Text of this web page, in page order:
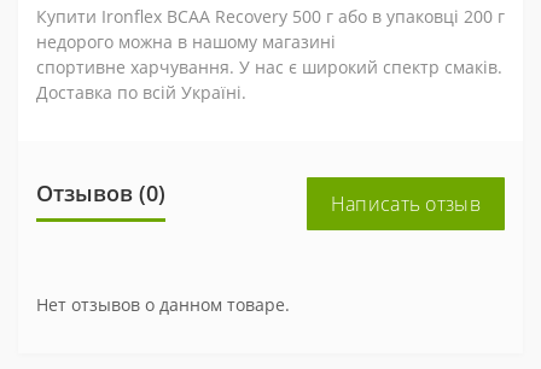
Купити Ironflex BCAA Recovery 500 г або в упаковці 200 г
недорого можна в нашому магазині
спортивне харчування. У нас є широкий спектр смаків.
Доставка по всій Україні.
Отзывов (0) Написать отзыв
Нет отзывов о данном товаре.